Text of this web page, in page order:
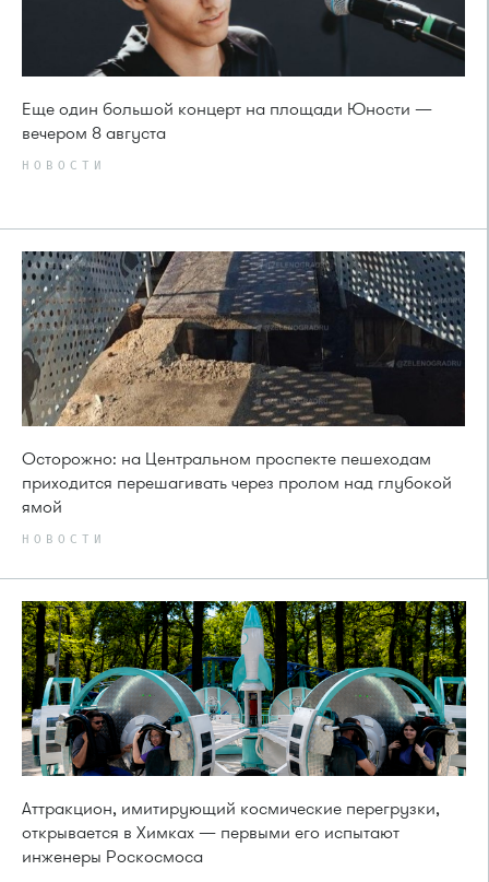
Еще один большой концерт на площади Юности —
вечером 8 августа
НОВОСТИ
Осторожно: на Центральном проспекте пешеходам
приходится перешагивать через пролом над глубокой
ямой
НОВОСТИ
Аттракцион, имитирующий космические перегрузки,
открывается в Химках — первыми его испытают
инженеры Роскосмоса